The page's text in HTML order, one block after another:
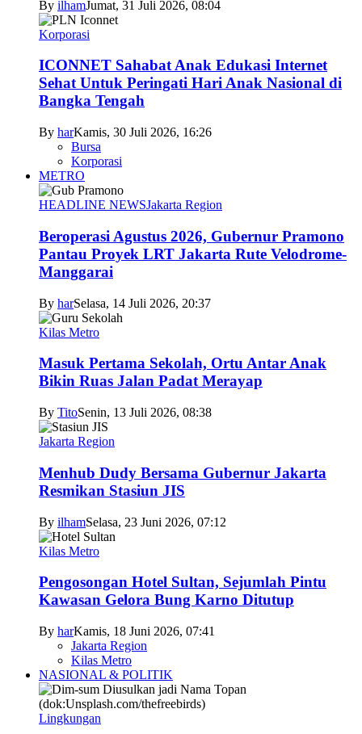
By ilhamJumat, 31 Juli 2026, 08:04
Korporasi
ICONNET Sahabat Anak Edukasi Internet
Sehat Untuk Peringati Hari Anak Nasional di
Bangka Tengah
By harKamis, 30 Juli 2026, 16:26
Bursa
Korporasi
METRO
HEADLINE NEWSJakarta Region
Beroperasi Agustus 2026, Gubernur Pramono
Pantau Proyek LRT Jakarta Rute Velodrome-
Manggarai
By harSelasa, 14 Juli 2026, 20:37
Kilas Metro
Masuk Pertama Sekolah, Ortu Antar Anak
Bikin Ruas Jalan Padat Merayap
By TitoSenin, 13 Juli 2026, 08:38
Jakarta Region
Menhub Dudy Bersama Gubernur Jakarta
Resmikan Stasiun JIS
By ilhamSelasa, 23 Juni 2026, 07:12
Kilas Metro
Pengosongan Hotel Sultan, Sejumlah Pintu
Kawasan Gelora Bung Karno Ditutup
By harKamis, 18 Juni 2026, 07:41
Jakarta Region
Kilas Metro
NASIONAL & POLITIK
Lingkungan